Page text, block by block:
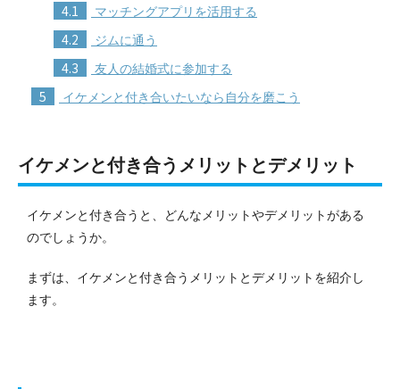
4.1 マッチングアプリを活用する
4.2 ジムに通う
4.3 友人の結婚式に参加する
5 イケメンと付き合いたいなら自分を磨こう
イケメンと付き合うメリットとデメリット
イケメンと付き合うと、どんなメリットやデメリットがある
のでしょうか。
まずは、イケメンと付き合うメリットとデメリットを紹介し
ます。